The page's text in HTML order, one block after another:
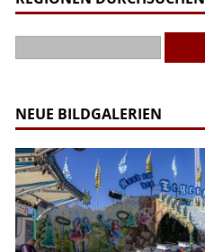
NEUE BILDGALERIEN